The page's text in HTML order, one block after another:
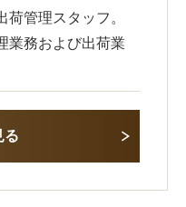
管理スタッフ。
業務および出荷業
る